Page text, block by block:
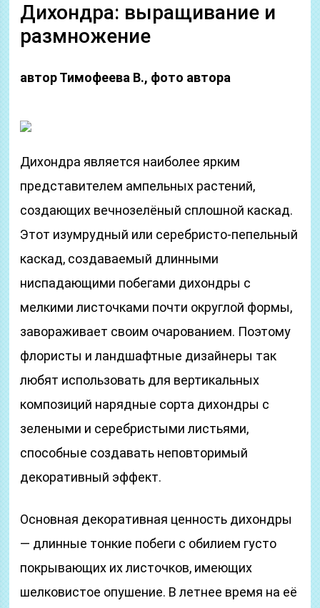
Дихондра: выращивание и
размножение
автор Тимофеева В., фото автора
Дихондра является наиболее ярким
представителем ампельных растений,
создающих вечнозелёный сплошной каскад.
Этот изумрудный или серебристо-пепельный
каскад, создаваемый длинными
ниспадающими побегами дихондры с
мелкими листочками почти округлой формы,
завораживает своим очарованием. Поэтому
флористы и ландшафтные дизайнеры так
любят использовать для вертикальных
композиций нарядные сорта дихондры с
зелеными и серебристыми листьями,
способные создавать неповторимый
декоративный эффект.
Основная декоративная ценность дихондры
— длинные тонкие побеги с обилием густо
покрывающих их листочков, имеющих
шелковистое опушение. В летнее время на её